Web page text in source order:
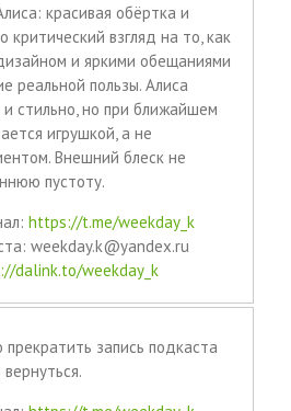
красивая обёртка и
критический взгляд на то, как
и яркими обещаниями
реальной пользы. Алиса
стильно, но при ближайшем
игрушкой, а не
Внешний блеск не
пустоту.
https://t.me/weekday_k
weekday.k@yandex.ru
dalink.to/weekday_k
запись подкаста